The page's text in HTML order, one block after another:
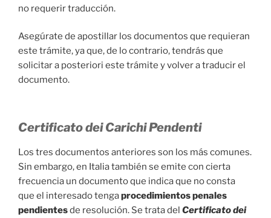
no requerir traducción.
Asegúrate de apostillar los documentos que requieran
este trámite, ya que, de lo contrario, tendrás que
solicitar a posteriori este trámite y volver a traducir el
documento.
Certificato dei Carichi Pendenti
Los tres documentos anteriores son los más comunes.
Sin embargo, en Italia también se emite con cierta
frecuencia un documento que indica que no consta
que el interesado tengaprocedimientos penales
pendientesde resolución. Se trata del Certificato dei